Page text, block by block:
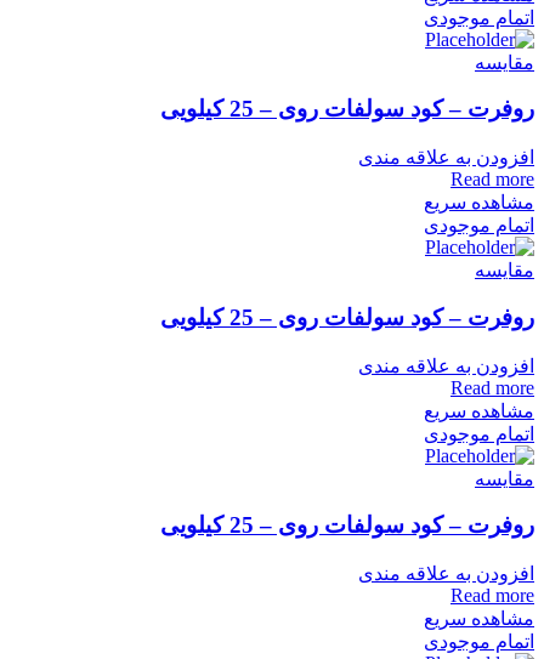
اتمام موجودی
مقایسه
روفرت – کود سولفات روی – 25 کیلویی
افزودن به علاقه مندی
Read more
مشاهده سریع
اتمام موجودی
مقایسه
روفرت – کود سولفات روی – 25 کیلویی
افزودن به علاقه مندی
Read more
مشاهده سریع
اتمام موجودی
مقایسه
روفرت – کود سولفات روی – 25 کیلویی
افزودن به علاقه مندی
Read more
مشاهده سریع
اتمام موجودی